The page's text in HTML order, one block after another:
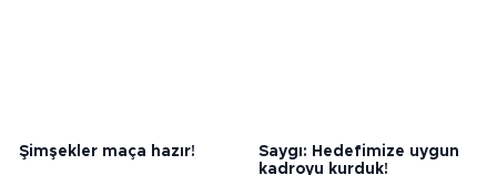
Şimşekler maça hazır!
Saygı: Hedefimize uygun